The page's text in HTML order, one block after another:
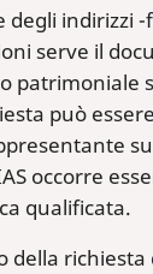
indirizzi
serve il
patrimoniale
può
occorre
qualificata.
della